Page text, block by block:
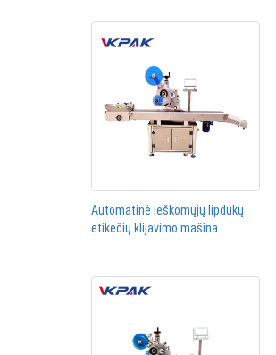
Automatinė ieškomųjų lipdukų
etikečių klijavimo mašina